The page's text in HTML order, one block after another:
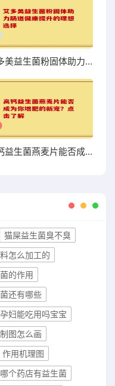
艾多美益生菌粉固体助力肠道健康提升的理想选择
高钙益生菌燕麦片能否成为你增肥的新宠？点击了解
猫屎益生菌臭不臭
怎么加工的
的作用
还有哪些
妇能吃用吗宝宝
图怎么画
用机理图
个药店有益生菌